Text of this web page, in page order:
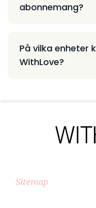
abonnemang?
På vilka enheter
WithLove?
Sitemap